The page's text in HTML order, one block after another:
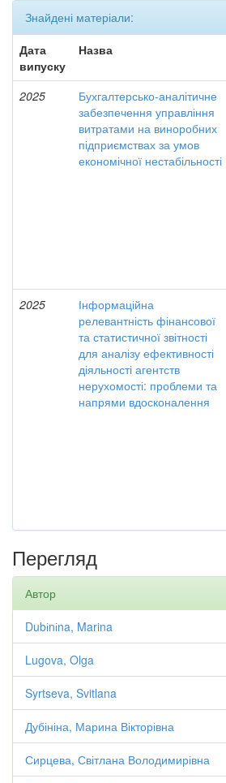
Знайдені матеріали:
Дата
випуску
Назва
2025
Бухгалтерсько-аналітичне
забезпечення управління
витратами на виноробних
підприємствах за умов
економічної нестабільності
2025
Інформаційна
релевантність фінансової
та статистичної звітності
для аналізу ефективності
діяльності агентств
нерухомості: проблеми та
напрями вдосконалення
Перегляд
Автор
Dubіnіna, Marina
Lugova, Olga
Syrtseva, Svitlana
Дубініна, Марина Вікторівна
Сирцева, Світлана Володимирівна